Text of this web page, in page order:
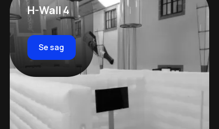
H-Wall 4
Se sag